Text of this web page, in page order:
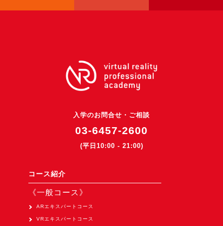
《最新プロダクト》
バーチャルイベントプラットフォーム『MetaLiveStage』2025年
3D空間キャプチャーアプリ『Qoocan』
Apple Vision Pro アプリ開発研修
HoloLens 2 アプリ開発研修
《研究会》
入学のお問合せ・ご相談
03-6457-2600
(平日10:00 - 21:00)
コース紹介
《一般コース》
ARエキスパートコース
VRエキスパートコース